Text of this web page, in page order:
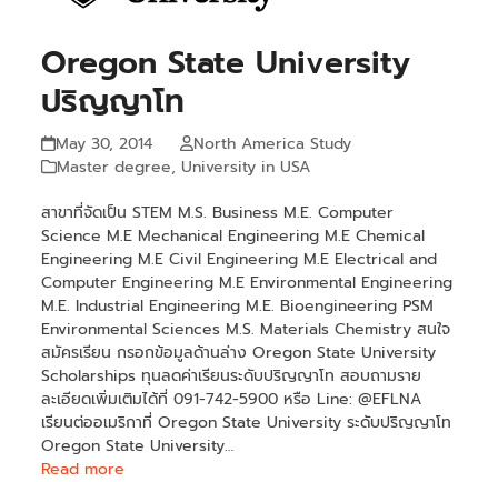
Oregon State University
ปริญญาโท
May 30, 2014
North America Study
Master degree,University in USA
สาขาที่จัดเป็น STEM M.S. Business M.E. Computer
Science M.E Mechanical Engineering M.E Chemical
Engineering M.E Civil Engineering M.E Electrical and
Computer Engineering M.E Environmental Engineering
M.E. Industrial Engineering M.E. Bioengineering PSM
Environmental Sciences M.S. Materials Chemistry สนใจ
สมัครเรียน กรอกข้อมูลด้านล่าง Oregon State University
Scholarships ทุนลดค่าเรียนระดับปริญญาโท สอบถามราย
ละเอียดเพิ่มเติมได้ที่ 091-742-5900 หรือ Line: @EFLNA
เรียนต่ออเมริกาที่ Oregon State University ระดับปริญญาโท
Oregon State University…
Read more